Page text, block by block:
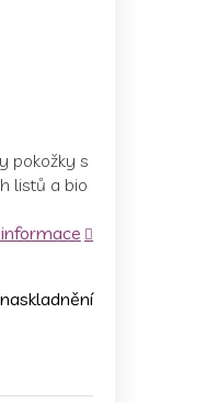
pokožky s
listů a bio